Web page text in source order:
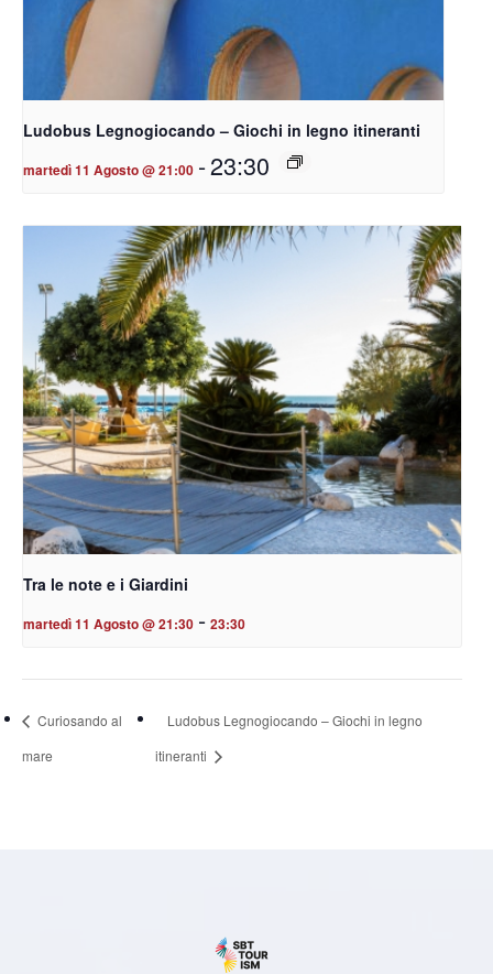
Ludobus Legnogiocando – Giochi in legno itineranti
martedì 11 Agosto @ 21:00 -23:30
Tra le note e i Giardini
martedì 11 Agosto @ 21:30 - 23:30
Curiosando al
mare
Ludobus Legnogiocando – Giochi in legno
itineranti